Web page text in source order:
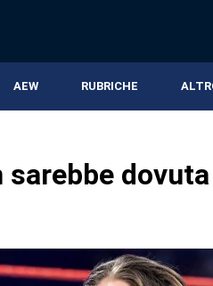
AEW RUBRICHE
sarebbe